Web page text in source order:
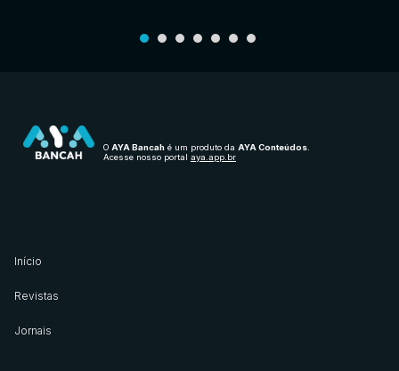
O AYA Bancah é um produto da AYA Conteúdos
Acesse nosso portal aya.app.br
Início
Revistas
Jornais